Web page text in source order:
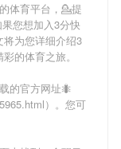
体育平台，💁提
您想加入3分快
为您详细介绍3
的体育之旅。
的官方网址🐜
）。您可